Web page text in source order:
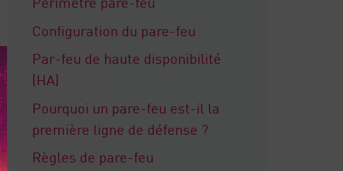
Configuration du pare-feu
Par-feu de haute disponibilité
(HA)
Pourquoi un pare-feu est-il la
première ligne de défense ?
Règles de pare-feu